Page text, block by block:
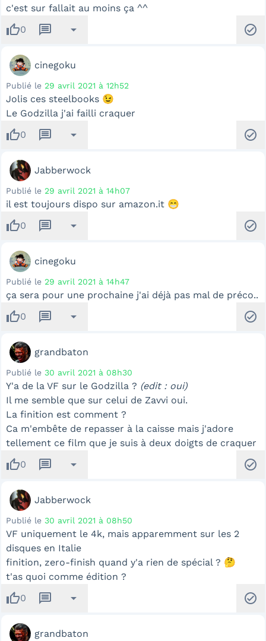
c'est sur fallait au moins ça ^^
thumb_up0 message arrow_drop_down check_circle
cinegoku
Publié le 29 avril 2021 à 12h52
Jolis ces steelbooks 😉
Le Godzilla j'ai failli craquer
thumb_up0 message arrow_drop_down check_circle
Jabberwock
Publié le 29 avril 2021 à 14h07
il est toujours dispo sur amazon.it 😁
thumb_up0 message arrow_drop_down check_circle
cinegoku
Publié le 29 avril 2021 à 14h47
ça sera pour une prochaine j'ai déjà pas mal de préco..
thumb_up0 message arrow_drop_down check_circle
grandbaton
Publié le 30 avril 2021 à 08h30
Y'a de la VF sur le Godzilla ? (edit : oui)
Il me semble que sur celui de Zavvi oui.
La finition est comment ?
Ca m'embête de repasser à la caisse mais j'adore
tellement ce film que je suis à deux doigts de craquer
thumb_up0 message arrow_drop_down check_circle
Jabberwock
Publié le 30 avril 2021 à 08h50
VF uniquement le 4k, mais apparemment sur les 2
disques en Italie
finition, zero-finish quand y'a rien de spécial ? 🤔
t'as quoi comme édition ?
thumb_up0 message arrow_drop_down check_circle
grandbaton